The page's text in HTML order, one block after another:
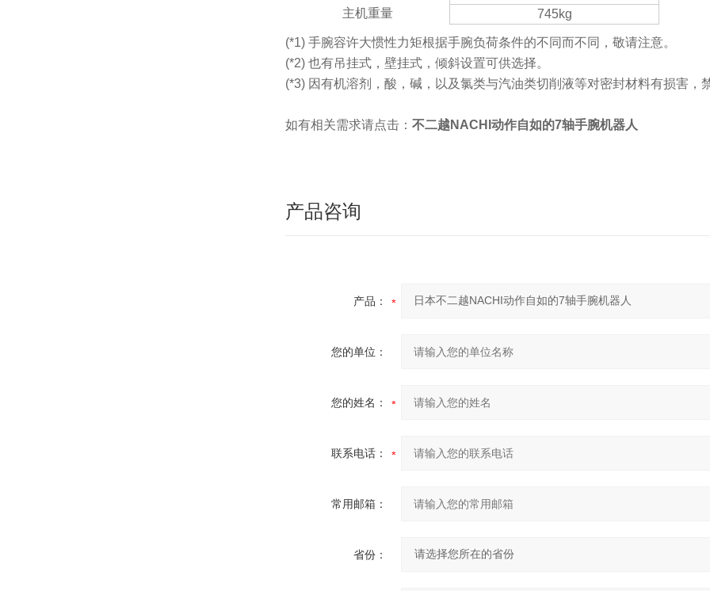
主机重量
745kg
(*1) 手腕容许大惯性力矩根据手腕负荷条件的不同而不同，敬请注意。
(*2) 也有吊挂式，壁挂式，倾斜设置可供选择。
(*3) 因有机溶剂，酸，碱，以及氯类与汽油类切削液等对密封材料有损害，
如有相关需求请点击： 不二越NACHI动作自如的7轴手腕机器人
产品咨询
产品：
您的单位：
您的姓名：
联系电话：
常用邮箱：
省份：